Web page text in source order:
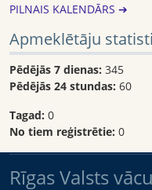
PILNAIS KALENDĀRS ➔
Apmeklētāju
Pēdējās 7 dienas: 345
Pēdējās 24 stundas: 60
Tagad: 0
No tiem reģistrētie: 0
Rīgas Valsts